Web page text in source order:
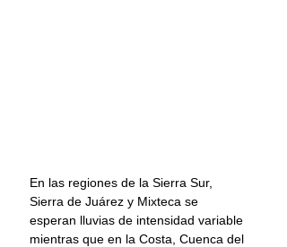
En las regiones de la Sierra Sur,
Sierra de Juárez y Mixteca se
esperan lluvias de intensidad variable
mientras que en la Costa, Cuenca del